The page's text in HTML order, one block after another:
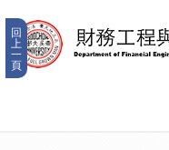
回
上
一
頁